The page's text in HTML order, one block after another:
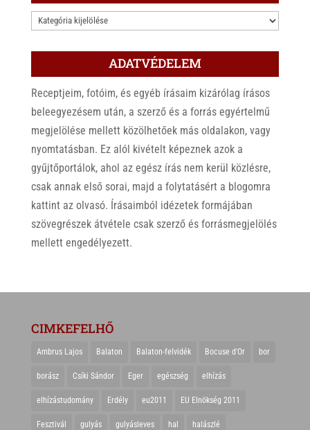
KATEGÓRIÁK
ADATVÉDELEM
Receptjeim, fotóim, és egyéb írásaim kizárólag írásos
beleegyezésem után, a szerző és a forrás egyértelmű
megjelölése mellett közölhetőek más oldalakon, vagy
nyomtatásban. Ez alól kivételt képeznek azok a
gyűjtőportálok, ahol az egész írás nem kerül közlésre,
csak annak első sorai, majd a folytatásért a blogomra
kattint az olvasó. Írásaimból idézetek formájában
szövegrészek átvétele csak szerző és forrásmegjelölés
mellett engedélyezett.
CIMKEFELHŐ
Ambrus Lajos Balaton Balaton-felvidék Bocuse d'Or bor
borász Csíki Sándor Eger egészség elhízás
elhízástudomány Erdély eu2011 EU Elnökség 2011
Fesztivál gulyás gulyásleves hal halászlé